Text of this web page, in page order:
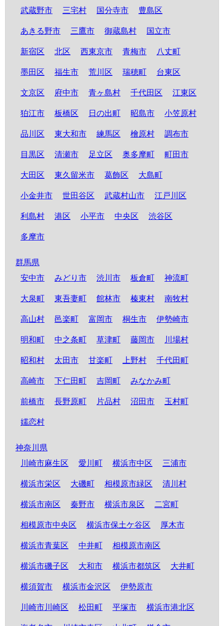
武蔵野市 三宅村 国分寺市 豊島区
あきる野市 三鷹市 御蔵島村 国立市
新宿区 北区 西東京市 青梅市 八丈町
墨田区 福生市 荒川区 瑞穂町 台東区
文京区 府中市 青ヶ島村 千代田区 江東区
狛江市 板橋区 日の出町 昭島市 小笠原村
品川区 東大和市 練馬区 檜原村 調布市
目黒区 清瀬市 足立区 奥多摩町 町田市
大田区 東久留米市 葛飾区 大島町
小金井市 世田谷区 武蔵村山市 江戸川区
利島村 港区 小平市 中央区 渋谷区
多摩市
群馬県
安中市
みどり市 渋川市 板倉町 神流町
大泉町 東吾妻町 館林市 榛東村 南牧村
高山村 邑楽町 富岡市 桐生市 伊勢崎市
明和町 中之条町 草津町 藤岡市 川場村
昭和村 太田市 甘楽町 上野村 千代田町
高崎市 下仁田町 吉岡町 みなかみ町
前橋市 長野原町 片品村 沼田市 玉村町
嬬恋村
神奈川県
川崎市麻生区
愛川町 横浜市中区 三浦市
横浜市栄区 大磯町 相模原市緑区 清川村
横浜市南区 秦野市 横浜市泉区 二宮町
相模原市中央区 横浜市保土ケ谷区 厚木市
横浜市青葉区 中井町 相模原市南区
横浜市磯子区 大和市 横浜市都筑区 大井町
横須賀市 横浜市金沢区 伊勢原市
川崎市川崎区 松田町 平塚市 横浜市港北区